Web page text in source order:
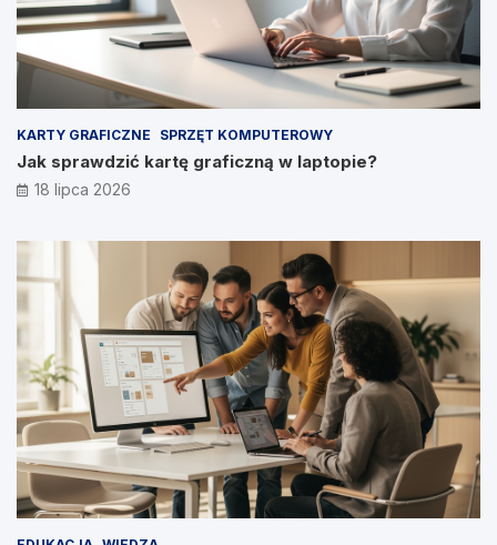
KARTY GRAFICZNE SPRZĘT KOMPUTEROWY
Jak sprawdzić kartę graficzną w laptopie?
18 lipca 2026